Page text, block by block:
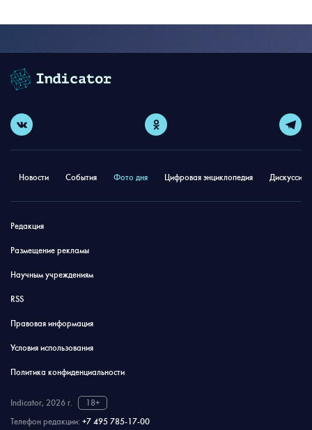
Новости События Фото дня Цифровая энциклопедия
Редакция
Размещение рекламы
Научным учреждениям
RSS
Правовая информация
Условия использования
Политика конфиденциальности
Indicator, 2026 г.
18+
Телефон редакции: +7 495 785-17-00